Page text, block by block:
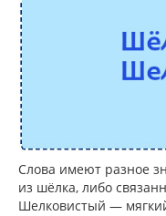
Слова имеют разное
из шёлка, либо
Шелковистый —